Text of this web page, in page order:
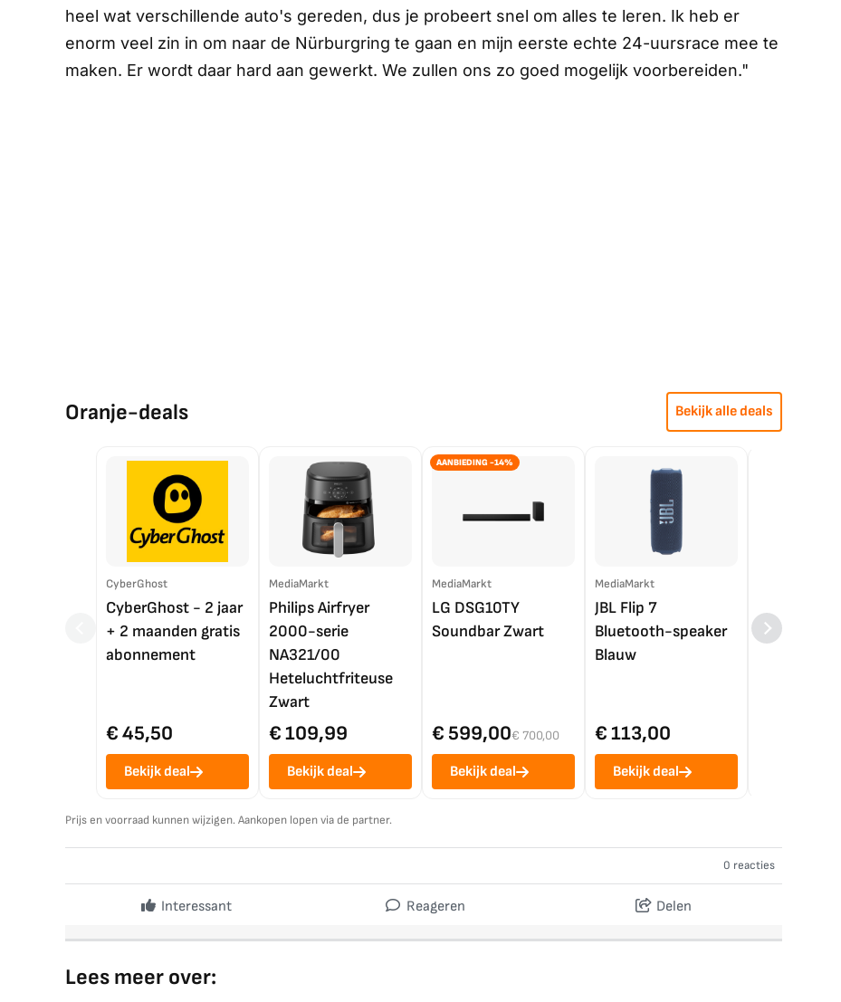
heel wat verschillende auto's gereden, dus je probeert snel om alles te leren. Ik heb er
enorm veel zin in om naar de Nürburgring te gaan en mijn eerste echte 24-uursrace mee te
maken. Er wordt daar hard aan gewerkt. We zullen ons zo goed mogelijk voorbereiden."
Oranje-deals Bekijk alle deals
CyberGhost
CyberGhost - 2 jaar
+ 2 maanden gratis
abonnement
€ 45,50
Bekijk deal
MediaMarkt
Philips Airfryer
2000-serie
NA321/00
Heteluchtfriteuse
Zwart
€ 109,99
Bekijk deal
AANBIEDING -14%
MediaMarkt
LG DSG10TY
Soundbar Zwart
€ 599,00€ 700,00
Bekijk deal
MediaMarkt
JBL Flip 7
Bluetooth-speaker
Blauw
€ 113,00
Bekijk deal
4K TV (2025)
Prijs en voorraad kunnen wijzigen. Aankopen lopen via de partner.
0 reacties
Interessant Reageren Delen
Lees meer over: